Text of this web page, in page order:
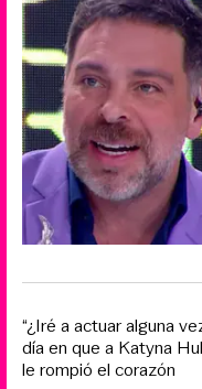
“¿Iré a actuar alguna
día en que a Katyna
le rompió el corazón